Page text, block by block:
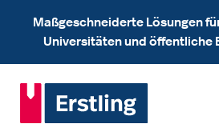
Zum Hauptinhalt springen
Maßgeschneiderte Lösungen
Universitäten und öffentliche